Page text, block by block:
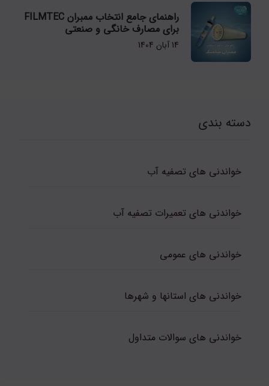
راهنمای جامع انتخاب ممبران FILMTEC
برای مصارف خانگی و صنعتی
14 آبان 1404
دسته بندی
خواندنی های تصفیه آب
خواندنی های تعمیرات تصفیه آب
خواندنی های عمومی
خواندنی های استانها و شهرها
خواندنی های سوالات متداول